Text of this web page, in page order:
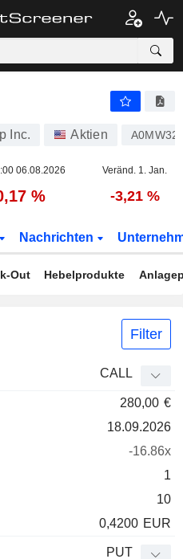
Inc. Aktien A0MW32
06.08.2026 Veränd. 1. Jan.
% -3,21 %
Nachrichten
Out Hebelprodukte
Filter
Delta
CALL
280,00 €
18.09.2026
-16.86x
1
10
0,4200 EUR
PUT